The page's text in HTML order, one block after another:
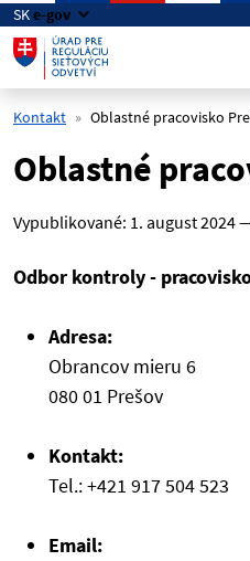
Preskočiť na hlavný obsah
SKe-gov
Kontakt Oblastné pracovisko
Oblastné
Vypublikované: 1. august 2024
Odbor kontroly -
Adresa:
Obrancov mieru 6
080 01 Prešov
Kontakt:
Tel.: +421 917 504 523
Email: